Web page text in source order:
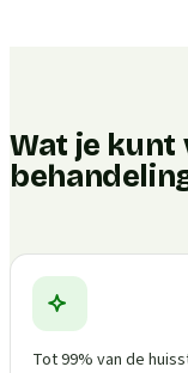
Wat je kunt
Tot 99% van de